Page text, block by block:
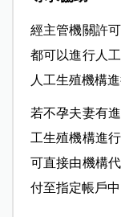
經主管機關許
都可以進行人
人工生殖機構
若不孕夫妻有
工生殖機構進
可直接由機構
付至指定帳戶